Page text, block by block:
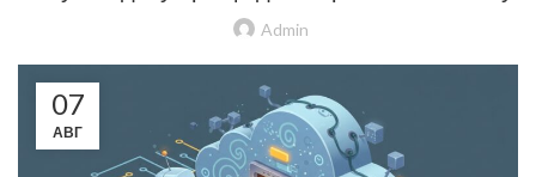
Admin
07
АВГ